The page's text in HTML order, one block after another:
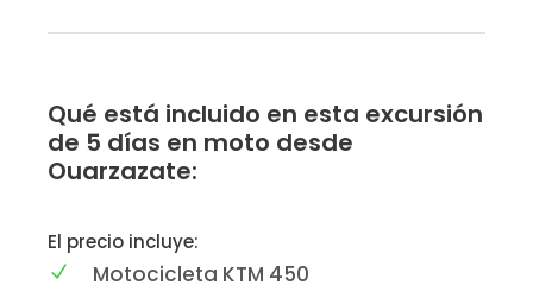
Qué está incluido en esta excursión
de 5 días en moto desde
Ouarzazate:
El precio incluye:
Motocicleta KTM 450